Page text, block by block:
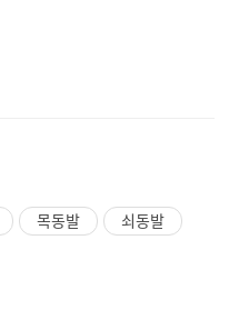
목동발
쇠동발